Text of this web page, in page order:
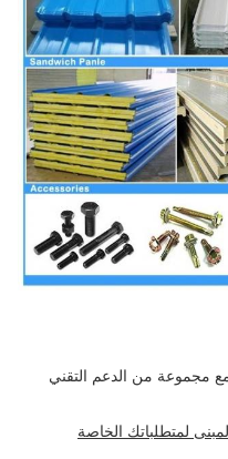
مع مجموعة من الدعم التقني
لمتطلباتك الخاصة